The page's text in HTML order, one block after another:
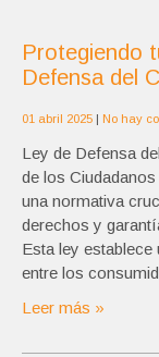
Protegiendo
Defensa del
01 abril 2025 No hay
Ley de Defensa
de los
una normativa
derechos y
Esta ley establece
entre los
Leer más »